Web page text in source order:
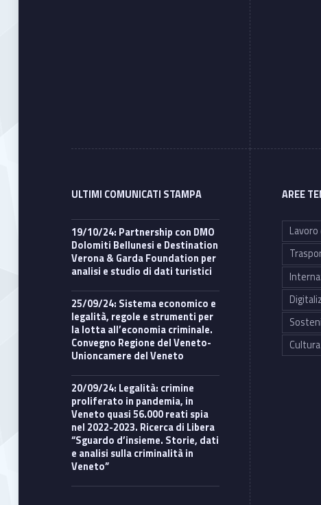
ULTIMI COMUNICATI STAMPA
19/10/24: Partnership con DMO
Dolomiti Bellunesi e Destination
Verona & Garda Foundation per
analisi e studio di dati turistici
25/09/24: Sistema economico e
legalità, regole e strumenti per
la lotta all’economia criminale.
Convegno Regione del Veneto-
Unioncamere del Veneto
20/09/24: Legalità: crimine
proliferato in pandemia, in
Veneto quasi 56.000 reati spia
nel 2022-2023. Ricerca di Libera
“Sguardo d’insieme. Storie, dati
e analisi sulla criminalità in
Veneto”
AREE